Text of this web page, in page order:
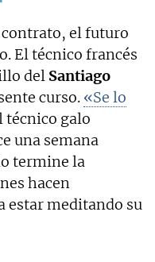
contrato, el futuro
El técnico francés
del Santiago
curso. «Se lo
técnico galo
una semana
termine la
hacen
estar meditando su